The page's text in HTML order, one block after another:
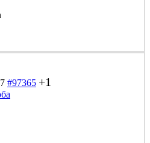
#97365 +1